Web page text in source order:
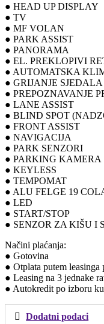
● HEAD UP DISPLAY
● TV
● MF VOLAN
● PARK ASSIST
● PANORAMA
● EL. PREKLOPIVI
● AUTOMATSKA
● GRIJANJE SJEDALA
● PREPOZNAVANJE
● LANE ASSIST
● BLIND SPOT
● FRONT ASSIST
● NAVIGACIJA
● PARK SENZORI
● PARKING KAMERA
● KEYLESS
● TEMPOMAT
● ALU FELGE 19
● LED
● START/STOP
● SENZOR ZA KIŠU I
Načini plaćanja:
● Gotovina
● Otplata putem leasinga
● Leasing na 3 jednake
● Autokredit po izboru
Dodatni podaci